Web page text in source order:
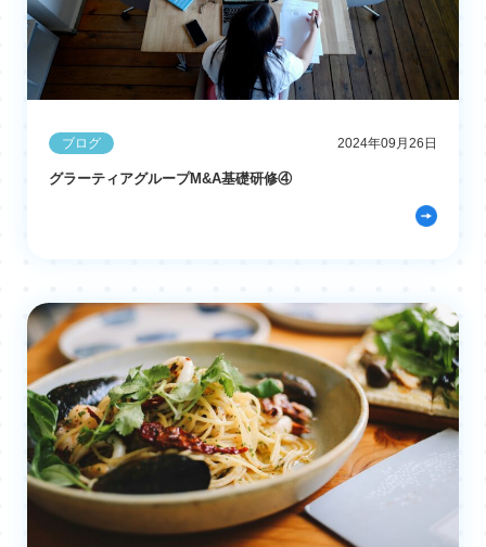
ブログ 2024年09月26日
グラーティアグループM&A基礎研修④